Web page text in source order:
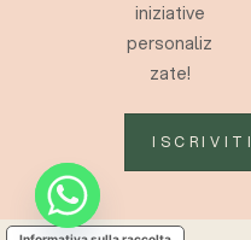
iniziative
personaliz
zate!
ISCRIVITI